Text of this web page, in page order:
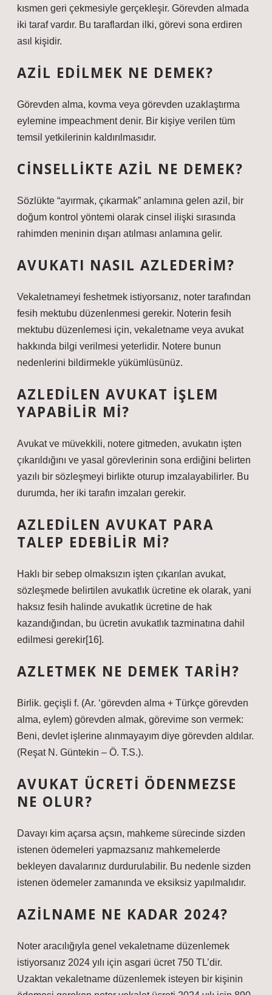
kısmen geri çekmesiyle gerçekleşir. Görevden almada
iki taraf vardır. Bu taraflardan ilki, görevi sona erdiren
asıl kişidir.
AZIL EDILMEK NE DEMEK?
Görevden alma, kovma veya görevden uzaklaştırma
eylemine impeachment denir. Bir kişiye verilen tüm
temsil yetkilerinin kaldırılmasıdır.
CINSELLIKTE AZIL NE DEMEK?
Sözlükte “ayırmak, çıkarmak” anlamına gelen azil, bir
doğum kontrol yöntemi olarak cinsel ilişki sırasında
rahimden meninin dışarı atılması anlamına gelir.
AVUKATI NASIL AZLEDERIM?
Vekaletnameyi feshetmek istiyorsanız, noter tarafından
fesih mektubu düzenlenmesi gerekir. Noterin fesih
mektubu düzenlemesi için, vekaletname veya avukat
hakkında bilgi verilmesi yeterlidir. Notere bunun
nedenlerini bildirmekle yükümlüsünüz.
AZLEDILEN AVUKAT IŞLEM
YAPABILIR MI?
Avukat ve müvekkili, notere gitmeden, avukatın işten
çıkarıldığını ve yasal görevlerinin sona erdiğini belirten
yazılı bir sözleşmeyi birlikte oturup imzalayabilirler. Bu
durumda, her iki tarafın imzaları gerekir.
AZLEDILEN AVUKAT PARA
TALEP EDEBILIR MI?
Haklı bir sebep olmaksızın işten çıkarılan avukat,
sözleşmede belirtilen avukatlık ücretine ek olarak, yani
haksız fesih halinde avukatlık ücretine de hak
kazandığından, bu ücretin avukatlık tazminatına dahil
edilmesi gerekir[16].
AZLETMEK NE DEMEK TARIH?
Birlik. geçişli f. (Ar. ‘görevden alma + Türkçe görevden
alma, eylem) görevden almak, görevime son vermek:
Beni, devlet işlerine alınmayayım diye görevden aldılar.
(Reşat N. Güntekin – Ö. T.S.).
AVUKAT ÜCRETI ÖDENMEZSE
NE OLUR?
Davayı kim açarsa açsın, mahkeme sürecinde sizden
istenen ödemeleri yapmazsanız mahkemelerde
bekleyen davalarınız durdurulabilir. Bu nedenle sizden
istenen ödemeler zamanında ve eksiksiz yapılmalıdır.
AZILNAME NE KADAR 2024?
Noter aracılığıyla genel vekaletname düzenlemek
istiyorsanız 2024 yılı için asgari ücret 750 TL’dir.
Uzaktan vekaletname düzenlemek isteyen bir kişinin